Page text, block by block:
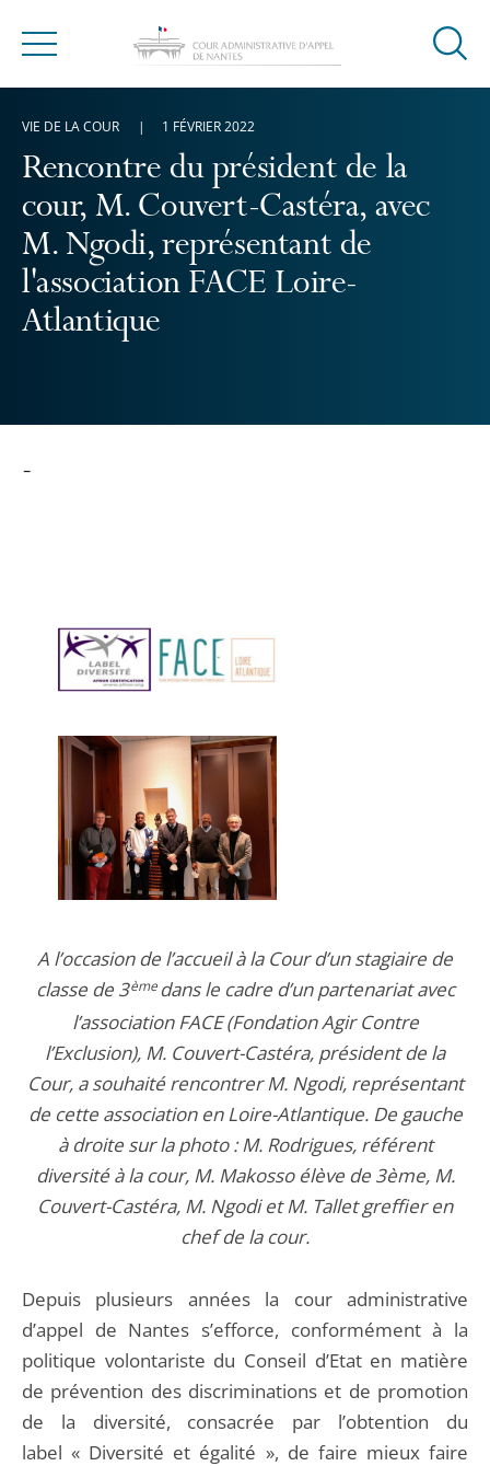
Menu
Ouvrir
Rencontre du président de la
cour, M. Couvert-Castéra, avec
M. Ngodi, représentant de
l'association FACE Loire-
Atlantique
VIE DE LA COUR 1 FÉVRIER 2022
-
A l’occasion de l’accueil à la Cour d’un stagiaire de
classe de 3èmedans le cadre d’un partenariat avec
l’association FACE (Fondation Agir Contre
l’Exclusion), M. Couvert-Castéra, président de la
Cour, a souhaité rencontrer M. Ngodi, représentant
de cette association en Loire-Atlantique. De gauche
à droite sur la photo : M. Rodrigues, référent
diversité à la cour, M. Makosso élève de 3ème, M.
Couvert-Castéra, M. Ngodi et M. Tallet greffier en
chef de la cour.
Depuis plusieurs années la cour administrative
d’appel de Nantes s’efforce, conformément à la
politique volontariste du Conseil d’Etat en matière
de prévention des discriminations et de promotion
de la diversité, consacrée par l’obtention du
label « Diversité et égalité », de faire mieux faire